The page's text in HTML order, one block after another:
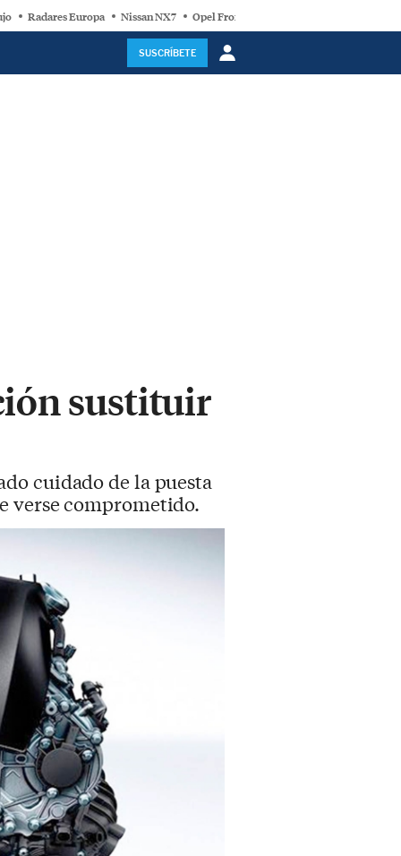
Radares Europa Nissan NX7 Opel Frontera Electric
SUSCRÍBETE
sustituir
cuidado de la puesta
verse comprometido.